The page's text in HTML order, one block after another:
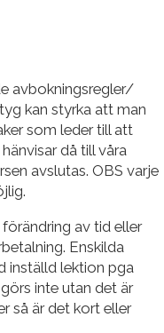
avbokningsregler/
kan styrka att man
som leder till att
då till våra
avslutas. OBS varje
av tid eller
Enskilda
inställd lektion pga
inte utan det är
så är det kort eller